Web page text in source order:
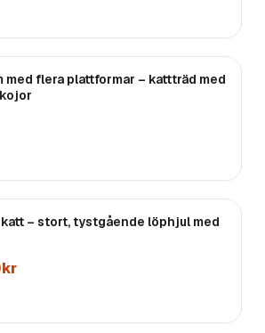
med flera plattformar – kattträd med
– stort, tystgående löphjul med